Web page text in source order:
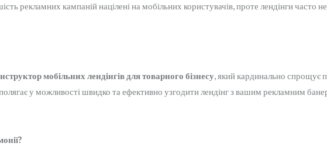
рекламних кампаній націлені на мобільних користувачів, проте лендінги часто
мобільних лендінгів для товарного бізнесу, який кардинально спрощує
у можливості швидко та ефективно узгодити лендінг з вашим рекламним